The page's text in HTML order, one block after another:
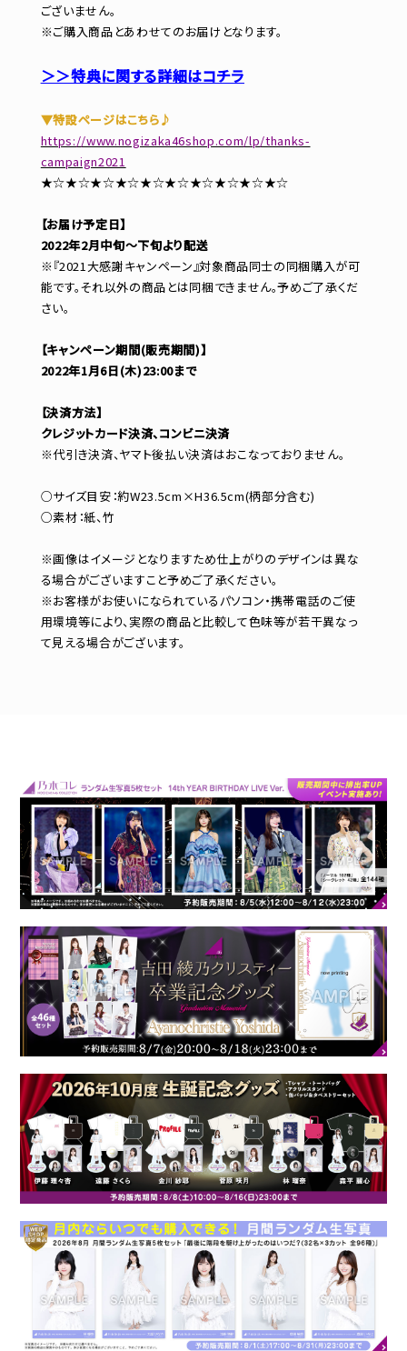
ございません。
※ご購入商品とあわせてのお届けとなります。
＞＞特典に関する詳細はコチラ
▼特設ページはこちら♪
https://www.nogizaka46shop.com/lp/thanks-
campaign2021
★☆★☆★☆★☆★☆★☆★☆★☆★☆★☆
【お届け予定日】
2022年2月中旬～下旬より配送
※『2021大感謝キャンペーン』対象商品同士の同梱購入が可
能です。それ以外の商品とは同梱できません。予めご了承くだ
さい。
【キャンペーン期間(販売期間)】
2022年1月6日(木)23:00まで
【決済方法】
クレジットカード決済、コンビニ決済
※代引き決済、ヤマト後払い決済はおこなっておりません。
○サイズ目安：約W23.5cm×H36.5cm(柄部分含む)
○素材：紙、竹
※画像はイメージとなりますため仕上がりのデザインは異な
る場合がございますこと予めご了承ください。
※お客様がお使いになられているパソコン・携帯電話のご使
用環境等により、実際の商品と比較して色味等が若干異なっ
て見える場合がございます。